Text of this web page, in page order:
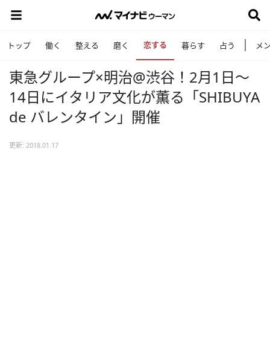
トップ 働く 整える 磨く 恋する 暮らす 占う メ
東急グループ×明治@渋谷！2月1日～
14日にイタリア文化が薫る「SHIBUYA
de バレンタイン」開催
更新: 2018.01.17